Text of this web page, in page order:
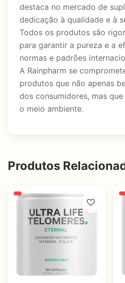
destaca no mercado de
dedicação à qualidade e à
Todos os produtos são
para garantir a pureza e a
normas e padrões
A Rainpharm se
produtos que não apenas
dos consumidores, mas
o meio ambiente.
Produtos